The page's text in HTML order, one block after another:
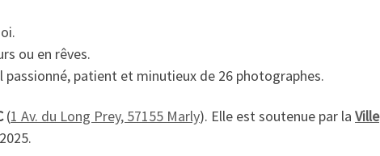
ou en rêves.
patient et minutieux de 26 photographes.
(1 Av. du Long Prey, 57155 Marly). Elle est soutenue par la Ville